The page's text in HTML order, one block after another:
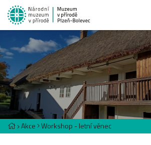
Akce Workshop - letní věnec